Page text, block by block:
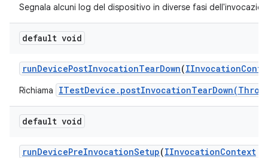
Segnala alcuni log del dispositivo in diverse fasi
default void
runDevicePostInvocationTearDown(IInvocation
Richiama
default void
runDevicePreInvocationSetup(IInvocationContext